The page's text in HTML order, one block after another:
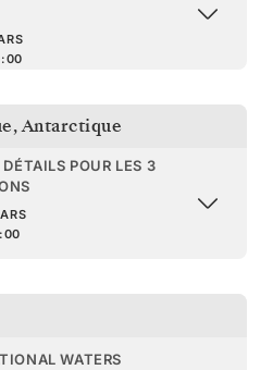
,Antarctique
POUR LES 3
WATERS